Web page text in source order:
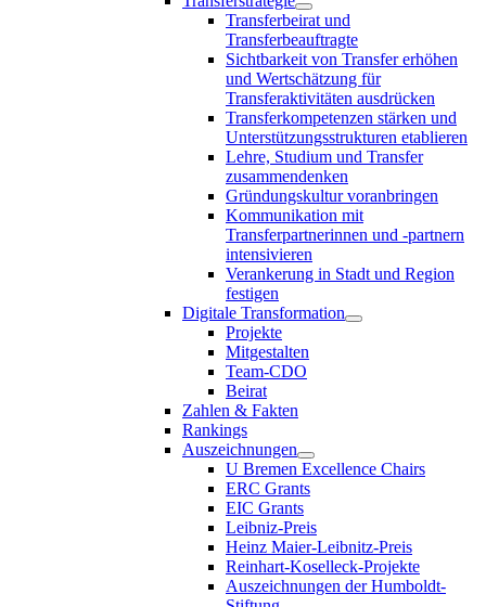
Transferbeirat und
Transferbeauftragte
Sichtbarkeit von Transfer erhöhen
und Wertschätzung für
Transferaktivitäten ausdrücken
Transferkompetenzen stärken und
Unterstützungsstrukturen etablieren
Lehre, Studium und Transfer
zusammendenken
Gründungskultur voranbringen
Kommunikation mit
Transferpartnerinnen und -partnern
intensivieren
Verankerung in Stadt und Region
festigen
Digitale Transformation
Projekte
Mitgestalten
Team-CDO
Beirat
Zahlen & Fakten
Rankings
Auszeichnungen
U Bremen Excellence Chairs
ERC Grants
EIC Grants
Leibniz-Preis
Heinz Maier-Leibnitz-Preis
Reinhart-Koselleck-Projekte
Auszeichnungen der Humboldt-